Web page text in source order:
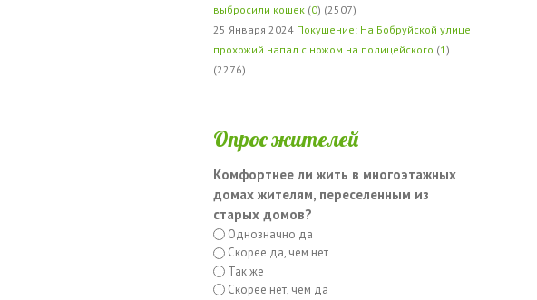
выбросили кошек (0) (2507)
25 Января 2024 Покушение: На Бобруйской улице
прохожий напал с ножом на полицейского (1)
(2276)
Опрос жителей
Комфортнее ли жить в многоэтажных
домах жителям, переселенным из
старых домов?
Однозначно да
Скорее да, чем нет
Так же
Скорее нет, чем да